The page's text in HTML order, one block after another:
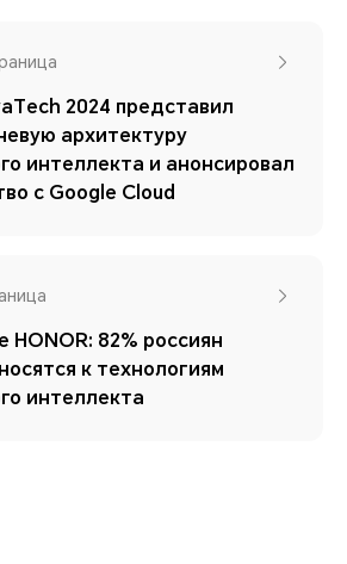
2024 представил
архитектуру
интеллекта и анонсировал
с Google Cloud
HONOR: 82% россиян
к технологиям
интеллекта